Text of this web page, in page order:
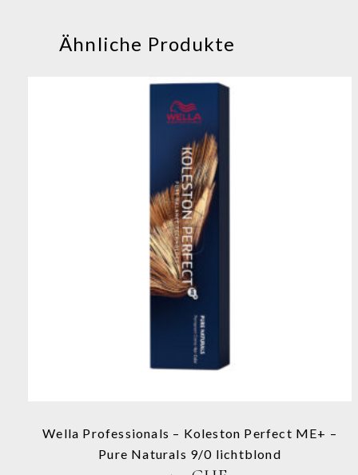
Ähnliche Produkte
Optionen
Produktseite
gewählt
Wella Professionals – Koleston Perfect ME+ –
Pure Naturals 9/0 lichtblond